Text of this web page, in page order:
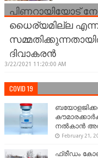
പിണറായിയോട്
ധൈര്യമില്ല
ദിവാകരന്‍
3/22/2021 11:20:00 AM
COVID 19
നൽകാൻ
February 21,
ഫ്രീഡം